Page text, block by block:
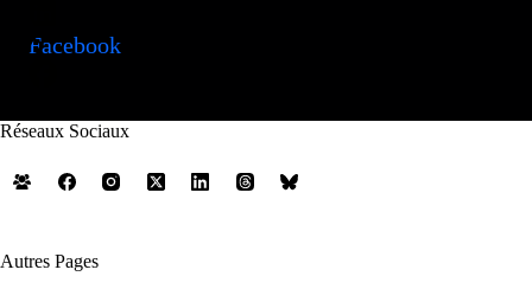
Facebook
Réseaux Sociaux
Autres Pages